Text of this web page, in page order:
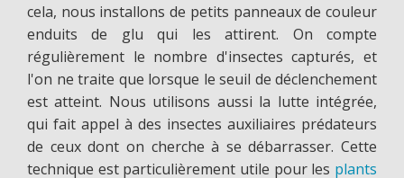
cela, nous installons de petits panneaux de couleur
enduits de glu qui les attirent. On compte
régulièrement le nombre d'insectes capturés, et
l'on ne traite que lorsque le seuil de déclenchement
est atteint. Nous utilisons aussi la lutte intégrée,
qui fait appel à des insectes auxiliaires prédateurs
de ceux dont on cherche à se débarrasser. Cette
technique est particulièrement utile pour les plants